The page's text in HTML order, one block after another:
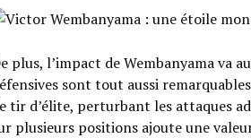
plus, l’impact de Wembanyama va
sont tout aussi
tir d’élite, perturbant les attaques
plusieurs positions ajoute une